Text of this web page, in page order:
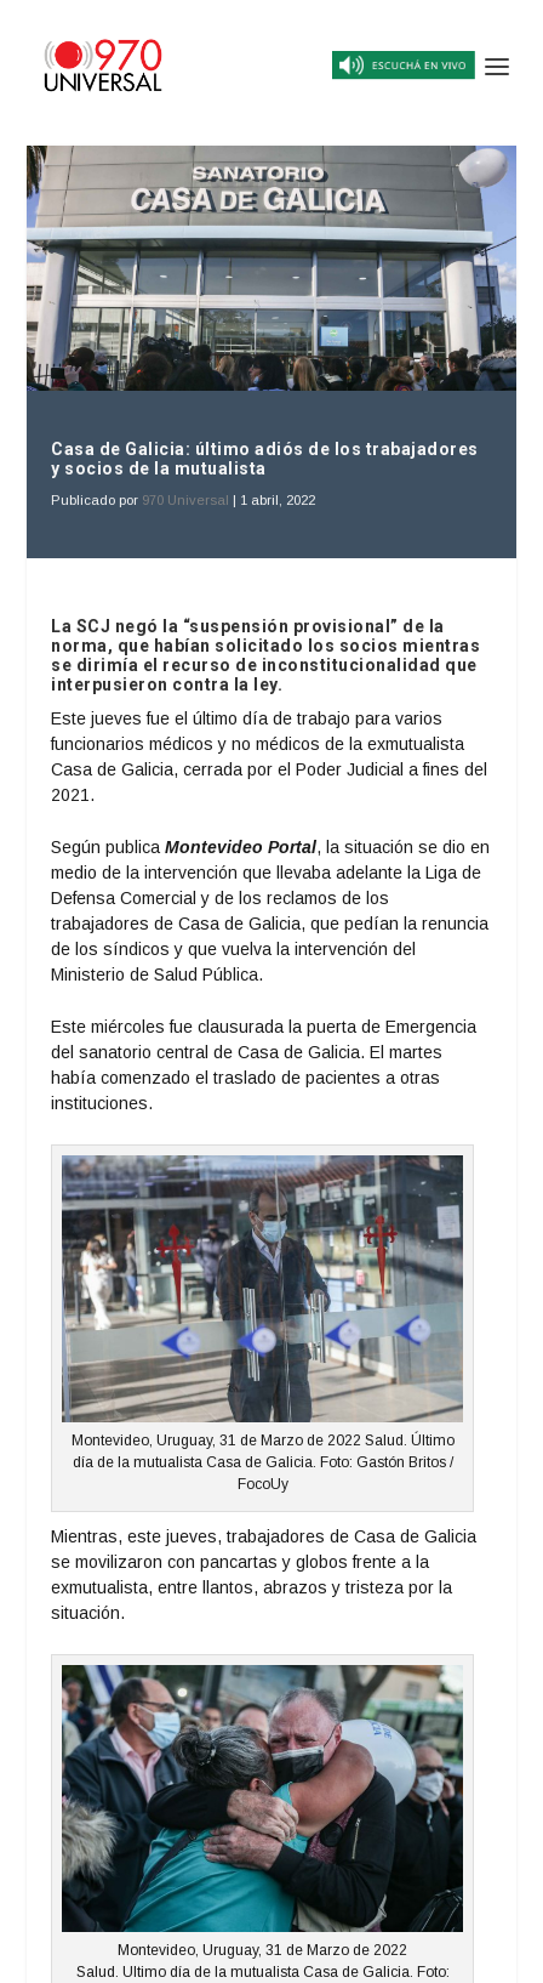
Casa de Galicia: último adiós de los trabajadores
y socios de la mutualista
Publicado por 970 Universal | 1 abril, 2022
La SCJ negó la “suspensión provisional” de la
norma, que habían solicitado los socios mientras
se dirimía el recurso de inconstitucionalidad que
interpusieron contra la ley.
Este jueves fue el último día de trabajo para varios
funcionarios médicos y no médicos de la exmutualista
Casa de Galicia, cerrada por el Poder Judicial a fines del
2021.
Según publicaMontevideo Portal, la situación se dio en
medio de la intervención que llevaba adelante la Liga de
Defensa Comercial y de los reclamos de los
trabajadores de Casa de Galicia, que pedían la renuncia
de los síndicos y que vuelva la intervención del
Ministerio de Salud Pública.
Este miércoles fue clausurada la puerta de Emergencia
del sanatorio central de Casa de Galicia. El martes
había comenzado el traslado de pacientes a otras
instituciones.
Montevideo, Uruguay, 31 de Marzo de 2022 Salud. Último
día de la mutualista Casa de Galicia. Foto: Gastón Britos /
FocoUy
Mientras, este jueves, trabajadores de Casa de Galicia
se movilizaron con pancartas y globos frente a la
exmutualista, entre llantos, abrazos y tristeza por la
situación.
Montevideo, Uruguay, 31 de Marzo de 2022
Salud. Ultimo día de la mutualista Casa de Galicia. Foto: